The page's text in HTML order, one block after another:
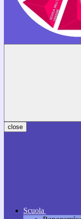
close
Scuola